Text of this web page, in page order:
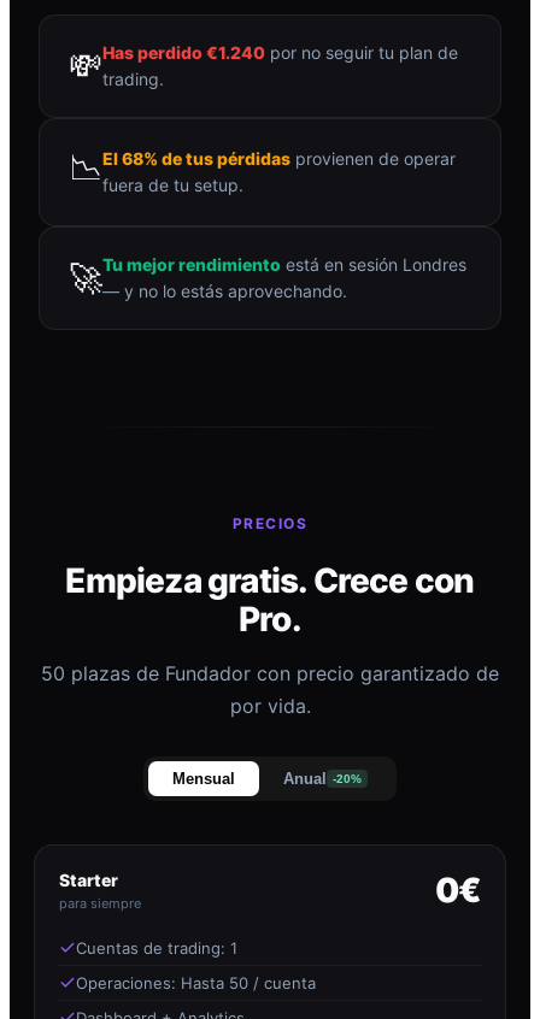
💸Has perdido €1.240 por no seguir tu plan de
trading.
📉El 68% de tus pérdidas provienen de operar
fuera de tu setup.
🚀Tu mejor rendimiento está en sesión Londres
— y no lo estás aprovechando.
PRECIOS
Empieza gratis. Crece con
Pro.
50 plazas de Fundador con precio garantizado de
por vida.
Mensual Anual -20%
Starter
para siempre 0€
Cuentas de trading: 1
Operaciones: Hasta 50 / cuenta